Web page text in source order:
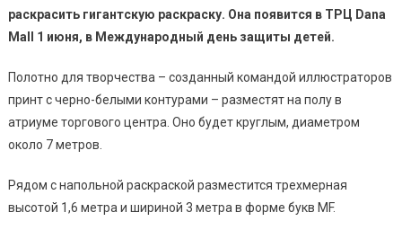
раскрасить гигантскую раскраску. Она появится в ТРЦ Dana
Mall 1 июня, в Международный день защиты детей.
Полотно для творчества – созданный командой иллюстраторов
принт с черно-белыми контурами – разместят на полу в
атриуме торгового центра. Оно будет круглым, диаметром
около 7 метров.
Рядом с напольной раскраской разместится трехмерная
высотой 1,6 метра и шириной 3 метра в форме букв MF.